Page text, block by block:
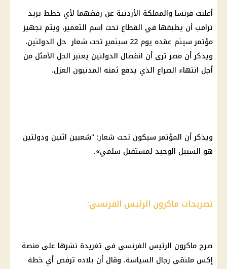
أعلنت فرنسا والمملكة الأردنية عن رفضهما لأي خطط يريد
ترامب أن يطبقها في القطاع تحت اسم التعمير، ويتم تجهيز
مؤتمر سيتم عقده يوم 22 سبتمبر تحت شعار حل الدولتين،
ويذكر أن مصر ترى أن انفصال الدولتين يعتبر الحل الأمثل من
أجل انتهاء الصراع الذي يدفع ثمنه المدنيون العزل.
ويذكر أن المؤتمر سيكون تحت شعار: "شعبين اثنين ودولتين
هو السبيل الوحيد لمستقبل سلمي».
تصريحات ماكرون الرئيس الفرنسي:
صرح ماكرون الرئيس الفرنسي في تغريدة نشرها على منصة
إكس ملتقى رجال السياسة، وقال أن بلاده ترفض أي خطة